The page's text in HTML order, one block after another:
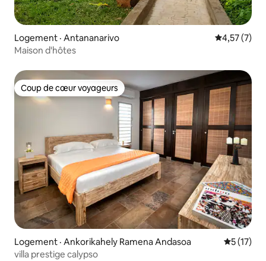
Logement · Antananarivo Note
4,57 (7)
Maison d'hôtes
Coup de cœur voyageurs
Coup de cœur voyageurs
Logement · Ankorikahely Ramena Andasoa Note
5 (17)
villa prestige calypso